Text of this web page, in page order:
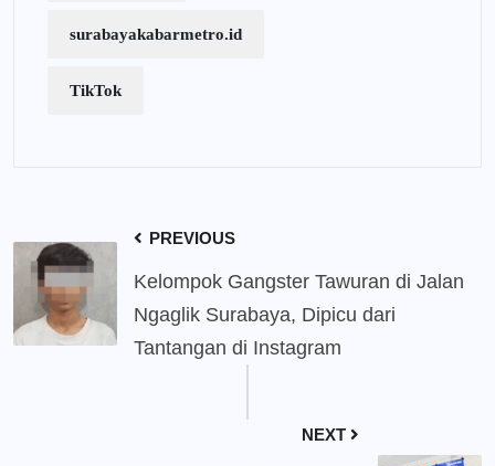
surabayakabarmetro.id
TikTok
PREVIOUS
Kelompok Gangster Tawuran di Jalan
Ngaglik Surabaya, Dipicu dari
Tantangan di Instagram
NEXT